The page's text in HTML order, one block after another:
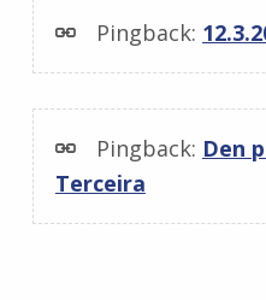
Pingback:
Pingback: Den
Terceira